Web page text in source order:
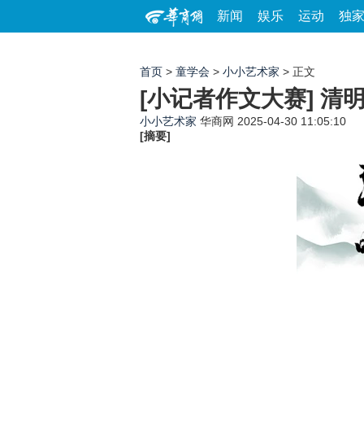
新闻 娱乐 运动 独家
首页 > 童学会 > 小小艺术家 > 正文
[小记者作文大赛] 清
小小艺术家 华商网 2025-04-30 11:05:10
[摘要]